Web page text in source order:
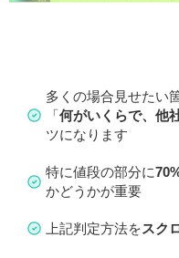
多くの場合見せたい
「何がいくらで、他
ツになります
特に値段の部分に
かどうかが重要
上記判定方法をスク